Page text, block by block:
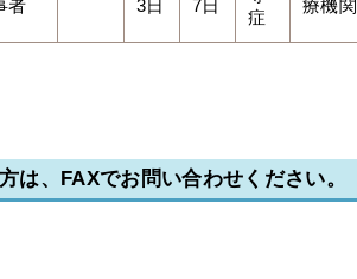
者
3日
7日
症
療機関
は、FAXでお問い合わせください。